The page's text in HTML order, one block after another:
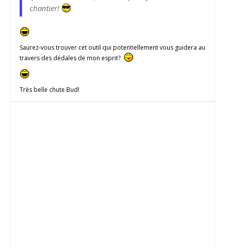
chantier!
Saurez-vous trouver cet outil qui potentiellement vous guidera au
travers des dédales de mon esprit?
Très belle chute Bud!